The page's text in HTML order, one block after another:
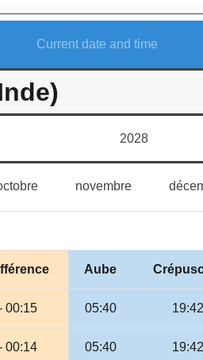
Current date and time
2028
octobrenovembrenovembre
Aube
00:15 05:40 19:42
00:14 05:40 19:42